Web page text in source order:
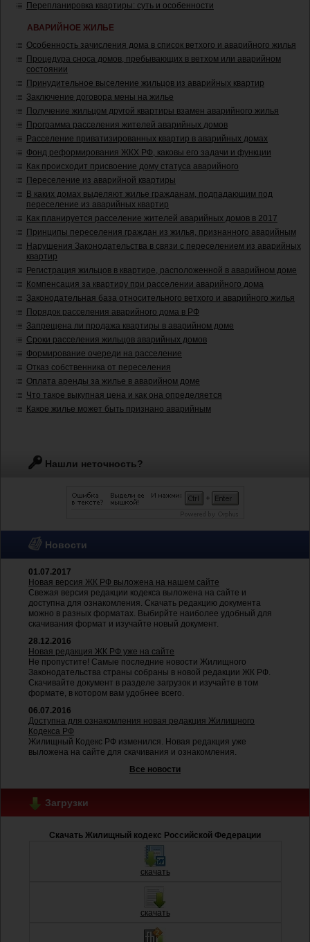
Перепланировка квартиры: суть и особенности
АВАРИЙНОЕ ЖИЛЬЕ
Особенность зачисления дома в список ветхого и аварийного жилья
Процедура сноса домов, пребывающих в ветхом или аварийном
состоянии
Принудительное выселение жильцов из аварийных квартир
Заключение договора мены на жилье
Получение жильцом другой квартиры взамен аварийного жилья
Программа расселения жителей аварийных домов
Расселение приватизированных квартир в аварийных домах
Фонд реформирования ЖКХ РФ, каковы его задачи и функции
Как происходит присвоение дому статуса аварийного
Переселение из аварийной квартиры
В каких домах выделяют жилье гражданам, подпадающим под
переселение из аварийных квартир
Как планируется расселение жителей аварийных домов в 2017
Принципы переселения граждан из жилья, признанного аварийным
Нарушения Законодательства в связи с переселением из аварийных
квартир
Регистрация жильцов в квартире, расположенной в аварийном доме
Компенсация за квартиру при расселении аварийного дома
Законодательная база относительного ветхого и аварийного жилья
Порядок расселения аварийного дома в РФ
Запрещена ли продажа квартиры в аварийном доме
Сроки расселения жильцов аварийных домов
Формирование очереди на расселение
Отказ собственника от переселения
Оплата аренды за жилье в аварийном доме
Что такое выкупная цена и как она определяется
Какое жилье может быть признано аварийным
Нашли неточность?
Новости
01.07.2017
Новая версия ЖК РФ выложена на нашем сайте
Свежая версия редакции кодекса выложена на сайте и
доступна для ознакомления. Скачать редакцию документа
можно в разных форматах. Выбирйте наиболее удобный для
скачивания формат и изучайте новый документ.
28.12.2016
Новая редакция ЖК РФ уже на сайте
Не пропустите! Самые последние новости Жилищного
Законодательства страны собраны в новой редакции ЖК РФ.
Скачивайте документ в разделе загрузок и изучайте в том
формате, в котором вам удобнее всего.
06.07.2016
Доступна для ознакомления новая редакция Жилищного
Кодекса РФ
Жилищный Кодекс РФ изменился. Новая редакция уже
выложена на сайте для скачивания и ознакомления.
Все новости
Загрузки
Скачать Жилищный кодекс Российской Федерации
скачать
скачать